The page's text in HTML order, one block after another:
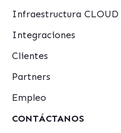
Infraestructura CLOUD
Integraciones
Clientes
Partners
Empleo
CONTÁCTANOS